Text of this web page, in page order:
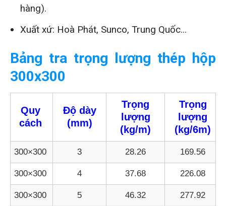
hàng).
Xuất xứ: Hoà Phát, Sunco, Trung Quốc...
Bảng tra trọng lượng thép hộp
300x300
Quy
cách
Độ dày
(mm)
Trọng
lượng
(kg/m)
Trọng
lượng
(kg/6m)
300×300 3 28.26 169.56
300×300 4 37.68 226.08
300×300 5 46.32 277.92